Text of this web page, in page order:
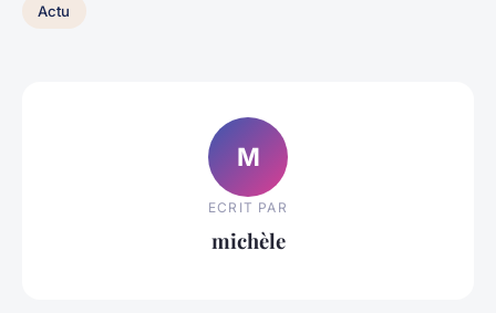
Actu
M
ECRIT PAR
michèle